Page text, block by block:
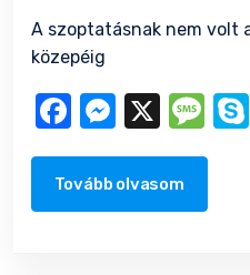
A szoptatásnak nem volt
közepéig
Facebook
X
Tovább olvasom